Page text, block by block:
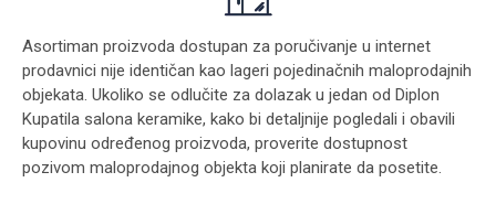
Asortiman proizvoda dostupan za poručivanje u internet
prodavnici nije identičan kao lageri pojedinačnih maloprodajnih
objekata. Ukoliko se odlučite za dolazak u jedan od Diplon
Kupatila salona keramike, kako bi detaljnije pogledali i obavili
kupovinu određenog proizvoda, proverite dostupnost
pozivom maloprodajnog objekta koji planirate da posetite.